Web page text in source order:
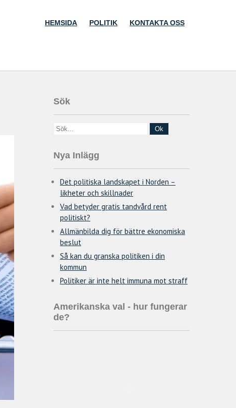
HEMSIDA POLITIK KONTAKTA OSS
Sök
Nya Inlägg
Det politiska landskapet i Norden –
likheter och skillnader
Vad betyder gratis tandvård rent
politiskt?
Allmänbilda dig för bättre ekonomiska
beslut
Så kan du granska politiken i din
kommun
Politiker är inte helt immuna mot straff
Amerikanska val - hur fungerar
de?